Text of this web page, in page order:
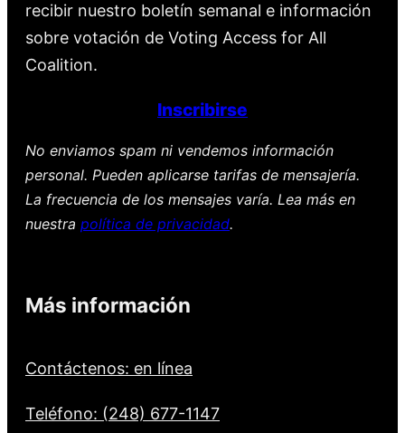
recibir nuestro boletín semanal e información
sobre votación de Voting Access for All
Coalition.
Inscribirse
No enviamos spam ni vendemos información
personal. Pueden aplicarse tarifas de mensajería.
La frecuencia de los mensajes varía. Lea más en
nuestra política de privacidad.
Más información
Contáctenos: en línea
Teléfono: (248) 677-1147